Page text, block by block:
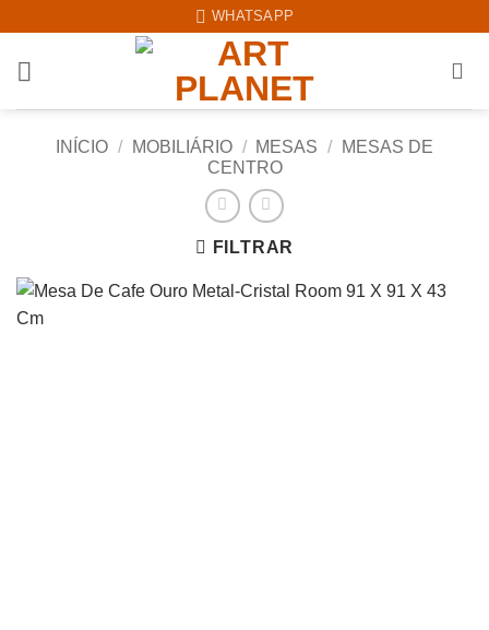
content
WHATSAPP
INÍCIO / MOBILIÁRIO / MESAS /
MESAS DE
CENTRO
FILTRAR